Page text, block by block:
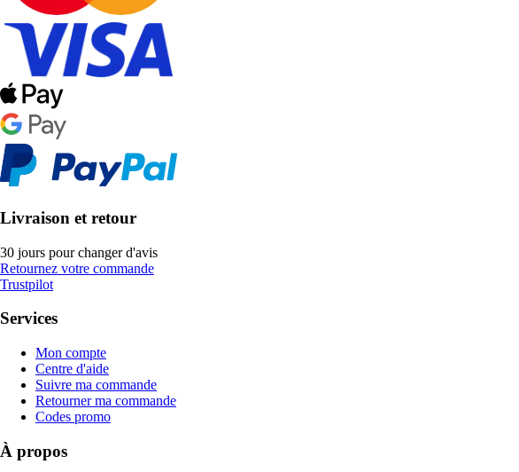
Livraison et retour
30 jours pour changer d'avis
Retournez votre commande
Trustpilot
Services
Mon compte
Centre d'aide
Suivre ma commande
Retourner ma commande
Codes promo
À propos